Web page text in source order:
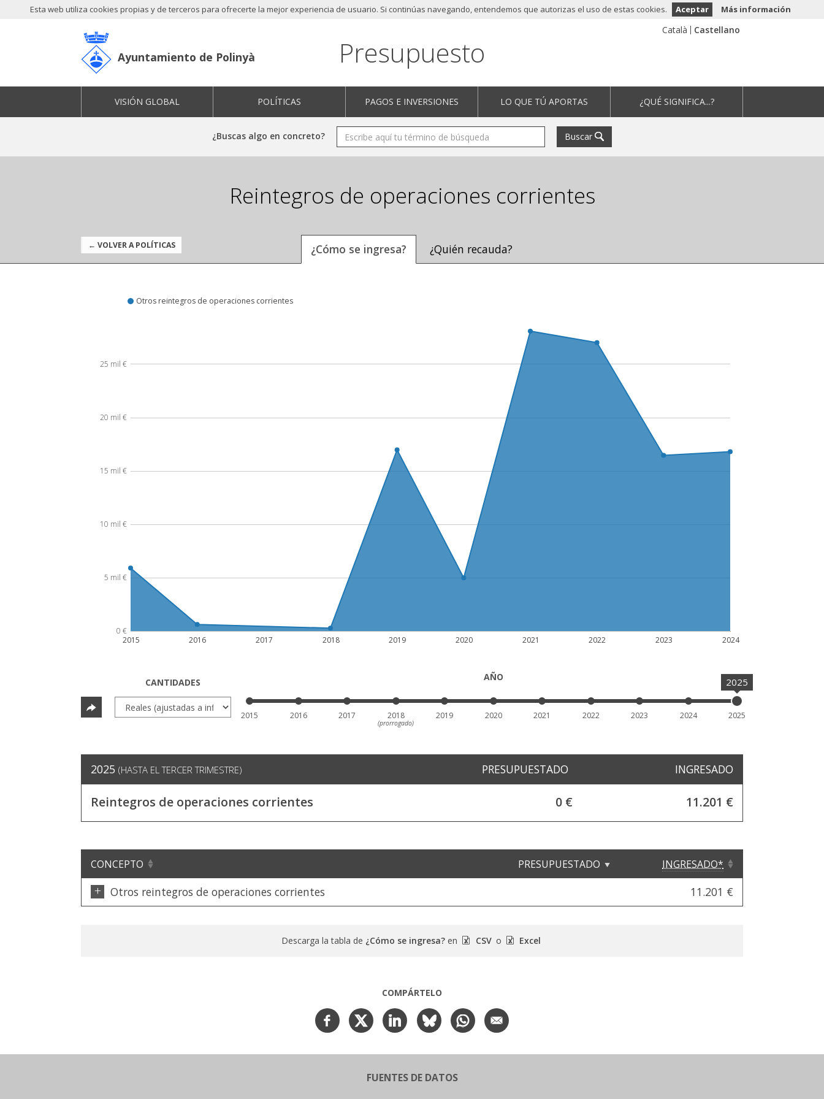
Esta web utiliza cookies propias y de terceros para ofrecerte la mejor experiencia de usuario. Si continúas navegando, entendemos que autorizas el uso de estas cookies. Aceptar Más información
Ayuntamiento de Polinyà Presupuesto
VISIÓN GLOBAL POLÍTICAS PAGOS E INVERSIONES LO QUE TÚ APORTAS ¿QUÉ SIGNIFICA...?
¿Buscas algo en concreto? Buscar
← VOLVER A POLÍTICAS
Reintegros de operaciones corrientes
¿Cómo se ingresa? ¿Quién recauda?
¿Cómo se ingresa?
Otros reintegros de operaciones corrientes
2015 2016 2017 2018 2019 2020 2021 2022 2023 2024
0 €
5 mil €
10 mil €
15 mil €
20 mil €
25 mil €
CANTIDADES AÑO 2025
2015 2016 2017 2018
(prorrogado)
2019 2020 2021 2022 2023 2024 2025
2025 (HASTA EL TERCER TRIMESTRE) PRESUPUESTADO INGRESADO
Reintegros de operaciones corrientes 0 € 11.201 €
CONCEPTO PRESUPUESTADO INGRESADO*
+ Otros reintegros de operaciones corrientes 11.201 €
Descarga la tabla de ¿Cómo se ingresa?en CSV o Excel
COMPÁRTELO
FUENTES DE DATOS